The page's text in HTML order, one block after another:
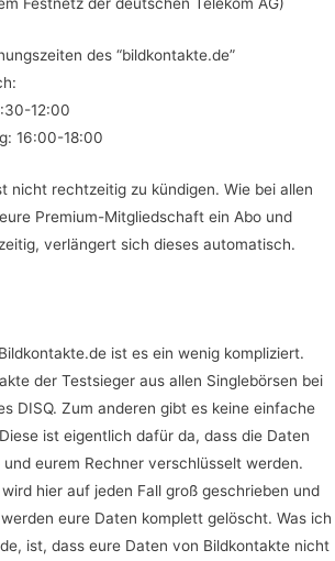
Festnetz der deutschen Telekom AG)
des “bildkontakte.de”
12:00
16:00-18:00
nicht rechtzeitig zu kündigen. Wie bei allen
Premium-Mitgliedschaft ein Abo und
verlängert sich dieses automatisch.
ist es ein wenig kompliziert.
der Testsieger aus allen Singlebörsen bei
DISQ. Zum anderen gibt es keine einfache
ist eigentlich dafür da, dass die Daten
eurem Rechner verschlüsselt werden.
hier auf jeden Fall groß geschrieben und
eure Daten komplett gelöscht. Was ich
ist, dass eure Daten von Bildkontakte nicht